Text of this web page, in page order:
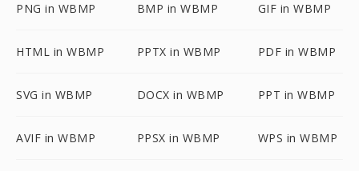
PNG in WBMP BMP in WBMP GIF in WBMP
HTML in WBMP PPTX in WBMP PDF in WBMP
SVG in WBMP DOCX in WBMP PPT in WBMP
AVIF in WBMP PPSX in WBMP WPS in WBMP